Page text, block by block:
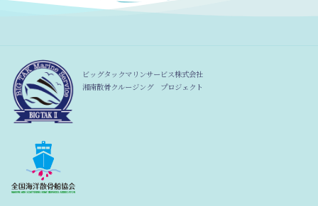
ビッグタックマリンサービス株式会社
湘南散骨クルージング プロジェクト